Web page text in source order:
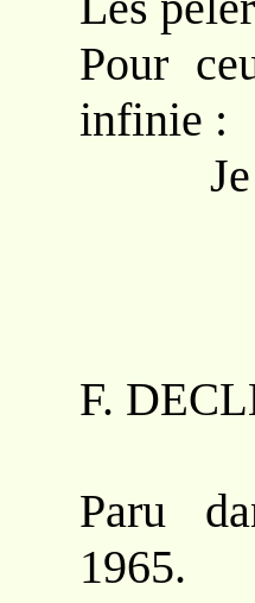
Pour
infinie :
Je
F. D
Paru
1965.